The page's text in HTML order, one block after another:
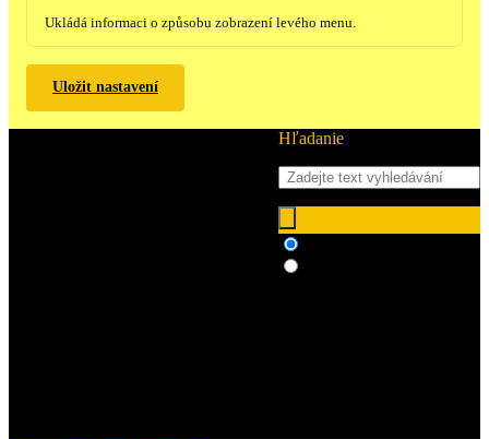
Ukládá informaci o způsobu zobrazení levého menu.
Uložit nastavení
Hľadanie